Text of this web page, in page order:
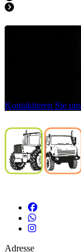
Sie suchen ein
aufgeführt ist?
gerne bei der
Kontaktieren Sie uns
Adresse